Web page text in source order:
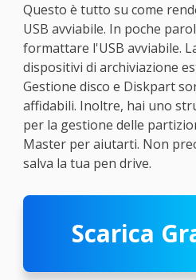
Questo è tutto su come
USB avviabile. In poche
formattare l'USB avviabile.
dispositivi di archiviazione
Gestione disco e Diskpart
affidabili. Inoltre, hai uno
per la gestione delle
Master per aiutarti. Non
salva la tua pen drive.
Scarica